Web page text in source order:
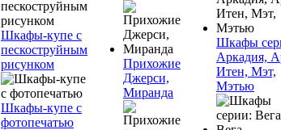
Шкафы-купе с
пескоструйным
рисунком
Шкафы-купе с
фотопечатью
Прихожие
Джерси,
Миранда
Шкафы
Аркадия,
Итен, Мэт,
Мэтью